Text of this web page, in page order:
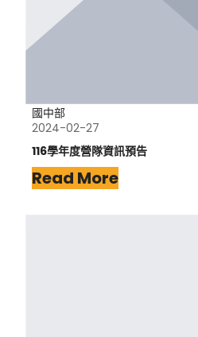
國中部
2024-02-27
116學年度營隊資訊預告
Read More